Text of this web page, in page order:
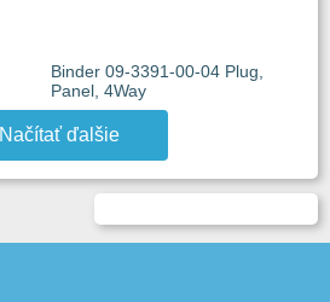
Binder 09-3391-00-04 Plug,
Panel, 4Way
Načítať ďalšie